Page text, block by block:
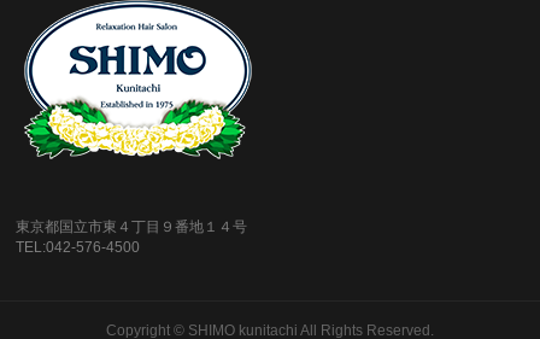
東京都国立市東４丁目９番地１４号
TEL:042-576-4500
Copyright © SHIMO kunitachi All Rights Reserved.